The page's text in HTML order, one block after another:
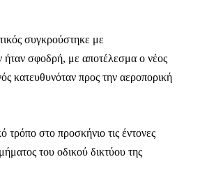
συγκρούστηκε με
σφοδρή, με αποτέλεσμα ο νέος
κατευθυνόταν προς την αεροπορική
στο προσκήνιο τις έντονες
του οδικού δικτύου της